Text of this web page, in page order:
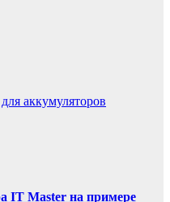
аккумуляторов
IT Master на примере